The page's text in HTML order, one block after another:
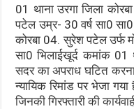
01 थाना उरगा जिला
पटेल उम्र- 30 वर्ष सा0
कोरबा 04. सुरेश पटेल उर्फ
सा0 भिलाईखूर्द कमांक 01
सदर का अपराध घटित
न्यायिक रिमांड पर भेजा
जिनकी गिरफ्तारी की